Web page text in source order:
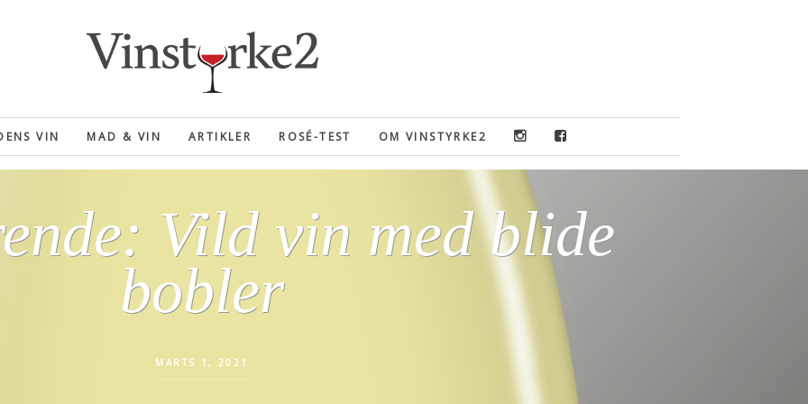
VIN MAD & VIN ARTIKLER ROSÉ-TEST OM VINSTYRKE2
Vild vin med blide
bobler
MARTS 1, 2021